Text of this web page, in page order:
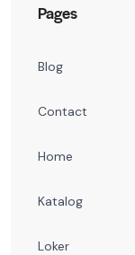
Pages
Blog
Contact
Home
Katalog
Loker